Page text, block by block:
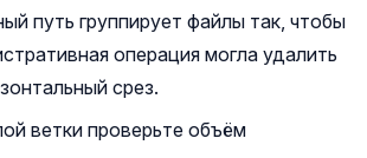
путь группирует файлы так, чтобы
операция могла удалить
срез.
ветки проверьте объём